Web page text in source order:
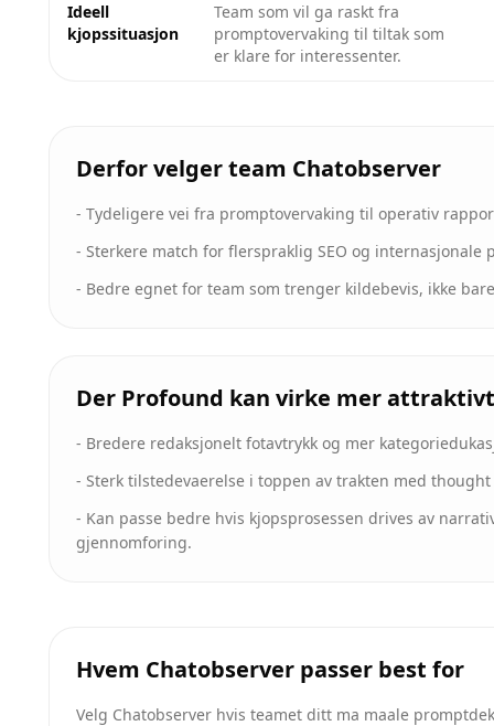
Ideell
kjopssituasjon
Team som vil ga raskt fra
promptovervaking til tiltak som
er klare for interessenter.
Derfor velger team Chatobserver
- Tydeligere vei fra promptovervaking til operativ
- Sterkere match for flerspraklig SEO og
- Bedre egnet for team som trenger kildebevis, ikke
Der Profound kan virke mer attraktivt
- Bredere redaksjonelt fotavtrykk og mer
- Sterk tilstedevaerelse i toppen av trakten med
- Kan passe bedre hvis kjopsprosessen drives av
gjennomforing.
Hvem Chatobserver passer best for
Velg Chatobserver hvis teamet ditt ma maale